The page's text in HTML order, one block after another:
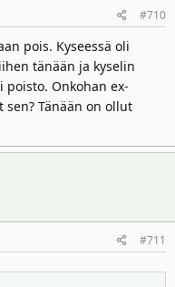
#710
pois. Kyseessä oli
tänään ja kyselin
poisto. Onkohan ex-
Tänään on ollut
#711